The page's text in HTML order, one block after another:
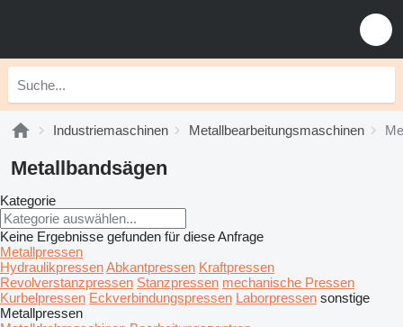
Industriemaschinen Metallbearbeitungsmaschinen
Metallbandsägen
Kategorie
Keine Ergebnisse gefunden für diese Anfrage
Metallpressen
HydraulikpressenAbkantpressen Kraftpressen
Revolverstanzpressen Stanzpressen mechanische Pressen
Kurbelpressen Eckverbindungspressen Laborpressen sonstige
Metallpressen